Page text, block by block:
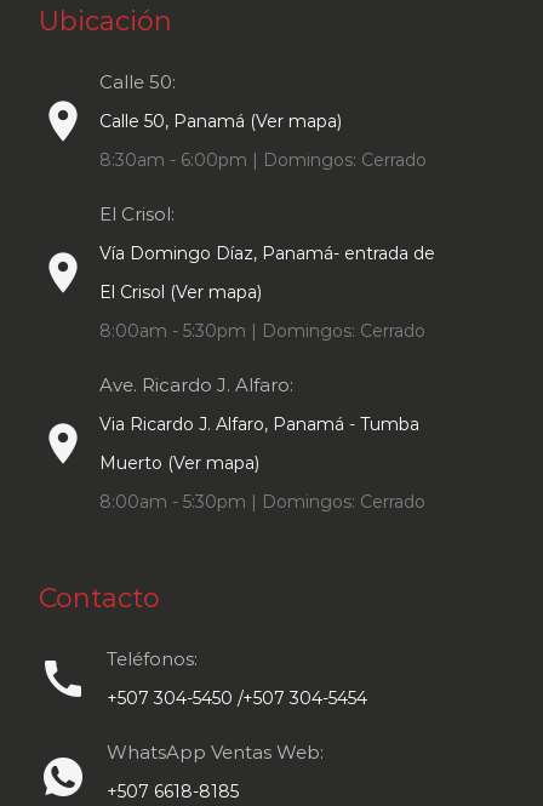
Ubicación
place
Calle 50:
Calle 50, Panamá (Ver mapa)
8:30am - 6:00pm | Domingos: Cerrado
place
El Crisol:
Vía Domingo Díaz, Panamá- entrada de
El Crisol (Ver mapa)
8:00am - 5:30pm | Domingos: Cerrado
place
Ave. Ricardo J. Alfaro:
Via Ricardo J. Alfaro, Panamá - Tumba
Muerto (Ver mapa)
8:00am - 5:30pm | Domingos: Cerrado
Contacto
call Teléfonos:
+507 304-5450 /+507 304-5454
WhatsApp Ventas Web:
+507 6618-8185